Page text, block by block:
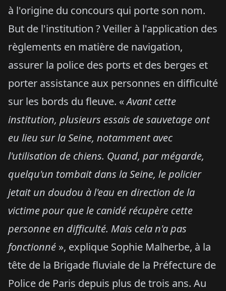
à l'origine du concours qui porte son nom.
But de l'institution ? Veiller à l'application des
règlements en matière de navigation,
assurer la police des ports et des berges et
porter assistance aux personnes en difficulté
sur les bords du fleuve. «Avant cette
institution, plusieurs essais de sauvetage ont
eu lieu sur la Seine, notamment avec
l'utilisation de chiens. Quand, par mégarde,
quelqu'un tombait dans la Seine, le policier
jetait un doudou à l'eau en direction de la
victime pour que le canidé récupère cette
personne en difficulté. Mais cela n'a pas
fonctionné », explique Sophie Malherbe, à la
tête de la Brigade fluviale de la Préfecture de
Police de Paris depuis plus de trois ans. Au